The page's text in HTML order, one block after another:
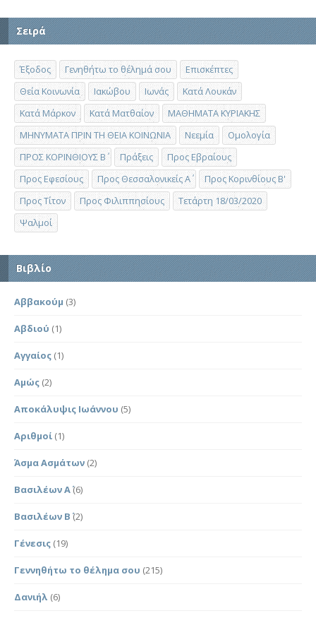
Σειρά
Έξοδος Γενηθήτω το θέλημά σου
Επισκέπτες
Θεία Κοινωνία
Ιακώβου Ιωνάς
Κατά Λουκάν
Κατά Μάρκον
Κατά Ματθαίον
ΜΑΘΗΜΑΤΑ ΚΥΡΙΑΚΗΣ
ΜΗΝΥΜΑΤΑ ΠΡΙΝ ΤΗ ΘΕΙΑ ΚΟΙΝΩΝΙΑ
Νεεμία
Ομολογία
ΠΡΟΣ ΚΟΡΙΝΘΙΟΥΣ Β΄
Πράξεις
Προς Εβραίους
Προς Εφεσίους
Προς Θεσσαλονικείς Α΄
Προς Κορινθίους Β'
Προς Τίτον
Προς Φιλιππησίους
Τετάρτη 18/03/2020
Ψαλμοί
Βιβλίο
Αββακούμ (3)
Αβδιού (1)
Αγγαίος (1)
Αμώς (2)
Αποκάλυψις Ιωάννου (5)
Αριθμοί (1)
Άσμα Ασμάτων (2)
Βασιλέων Α΄(6)
Βασιλέων Β΄ (2)
Γένεσις (19)
Γεννηθήτω το θέλημα σου (215)
Δανιήλ (6)